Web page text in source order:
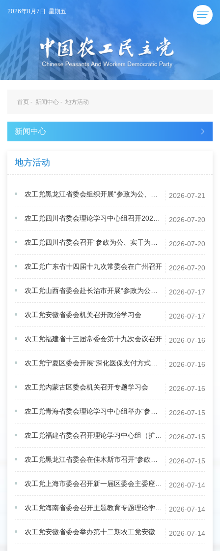
2026年8月7日 星期五
首页 - 新闻中心 - 地方活动
新闻中心
地方活动
2026-07-21
农工党黑龙江省委会组织开展“参政为公、实干为民”主题教育徒步活动
2026-07-20
农工党四川省委会理论学习中心组召开2026年第三次集中学习（扩大）会
2026-07-20
农工党四川省委会召开“参政为公、实干为民” 主题教育推进会
2026-07-20
农工党广东省十四届十九次常委会在广州召开
2026-07-17
农工党山西省委会赴长治市开展“参政为公、实干为民”主题教育调研
2026-07-17
农工党安徽省委会机关召开政治学习会
2026-07-16
农工党福建省十三届常委会第十九次会议召开
2026-07-16
农工党宁夏区委会开展“深化医保支付方式改革”专题调研
2026-07-16
农工党内蒙古区委会机关召开专题学习会
2026-07-15
农工党青海省委会理论学习中心组举办“参政为公、实干为民”主题教育专题读书班
2026-07-15
农工党福建省委会召开理论学习中心组（扩大）学习会
2026-07-15
农工党黑龙江省委会在佳木斯市召开“参政为公、实干为民”主题教育座谈会
2026-07-14
农工党上海市委会召开新一届区委会主委座谈会
2026-07-14
农工党海南省委会召开主题教育专题理论学习会
2026-07-14
农工党安徽省委会举办第十二期农工党安徽省基层组织负责人暨骨干党员培训班